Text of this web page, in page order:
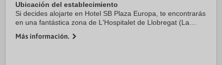
Ubicación del establecimiento
Si decides alojarte en Hotel SB Plaza Europa, te encontrarás
en una fantástica zona de L'Hospitalet de Llobregat (La
coche de Puerto de Barcelona y ...
Más información.